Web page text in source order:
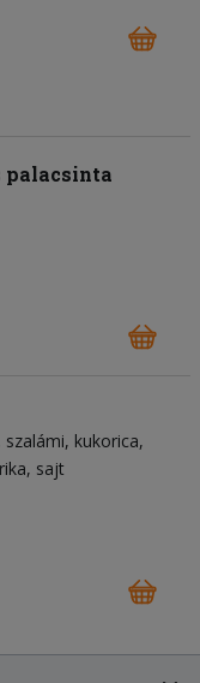
palacsinta
szalámi kukorica
sajt